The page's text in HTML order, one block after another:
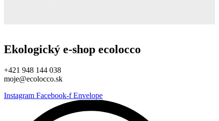
Ekologický e-shop ecolocco
+421 948 144 038
moje@ecolocco.sk
Instagram Facebook-f Envelope